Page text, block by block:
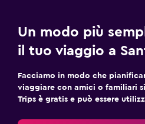
Un modo più
il tuo viaggio a
Facciamo in modo che
viaggiare con amici o familiari
Trips è gratis e può essere